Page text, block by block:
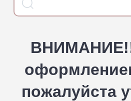
пожалуйста